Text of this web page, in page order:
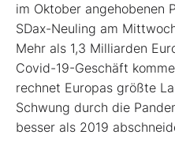
im Oktober angehobenen
SDax-Neuling am
Mehr als 1,3 Milliarden
Covid-19-Geschäft
rechnet Europas größte
Schwung durch die
besser als 2019